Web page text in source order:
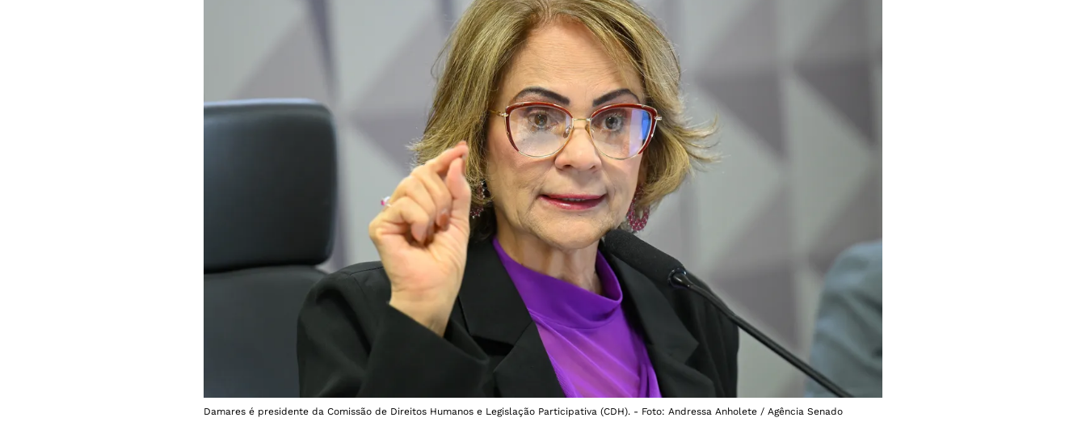
Damares é presidente da Comissão de Direitos Humanos e Legislação Participativa (CDH). - Foto: Andressa Anholete / Agência Senado